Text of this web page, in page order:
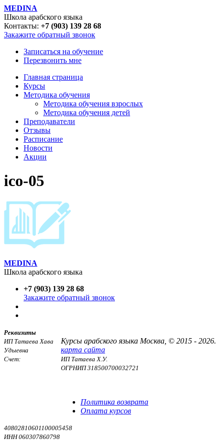
MEDINA
Школа арабского языка
Контакты: +7 (903) 139 28 68
Закажите обратный звонок
Записаться на обучение
Перезвонить мне
Главная страница
Курсы
Методика обучения
Методика обучения взрослых
Методика обучения детей
Преподаватели
Отзывы
Расписание
Новости
Акции
ico-05
MEDINA
Школа арабского языка
+7 (903) 139 28 68
Закажите обратный звонок
Курсы арабского языка Москва, © 2015 - 2026.
карта сайта
ИП Татаева Х.У.
ОГРНИП 318500700032721
Политика возврата
Оплата курсов
Реквизиты
ИП Татаева Хава
Удыевна
Счет:
40802810601100005458
ИНН 060307860798